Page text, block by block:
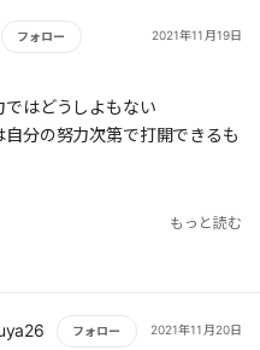
フォロー 2021年11月19日
はどうしよもない
自分の努力次第で打開できるも
うに日本語力を高め、それに
もっと読む
フォロー 2021年11月20日